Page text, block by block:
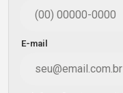
E-mail